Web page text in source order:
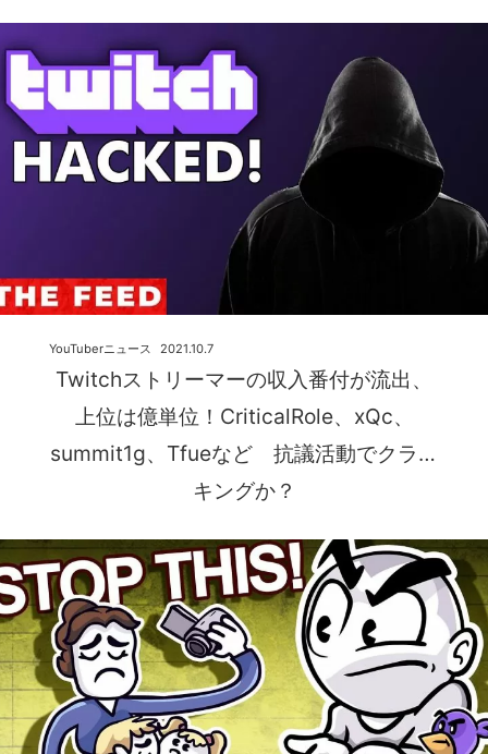
Twitchストリーマーの収入番付が流出、
上位は億単位！CriticalRole、xQc、
summit1g、Tfueなど 抗議活動でクラッ
キングか？
2021.10.7
YouTuberニュース